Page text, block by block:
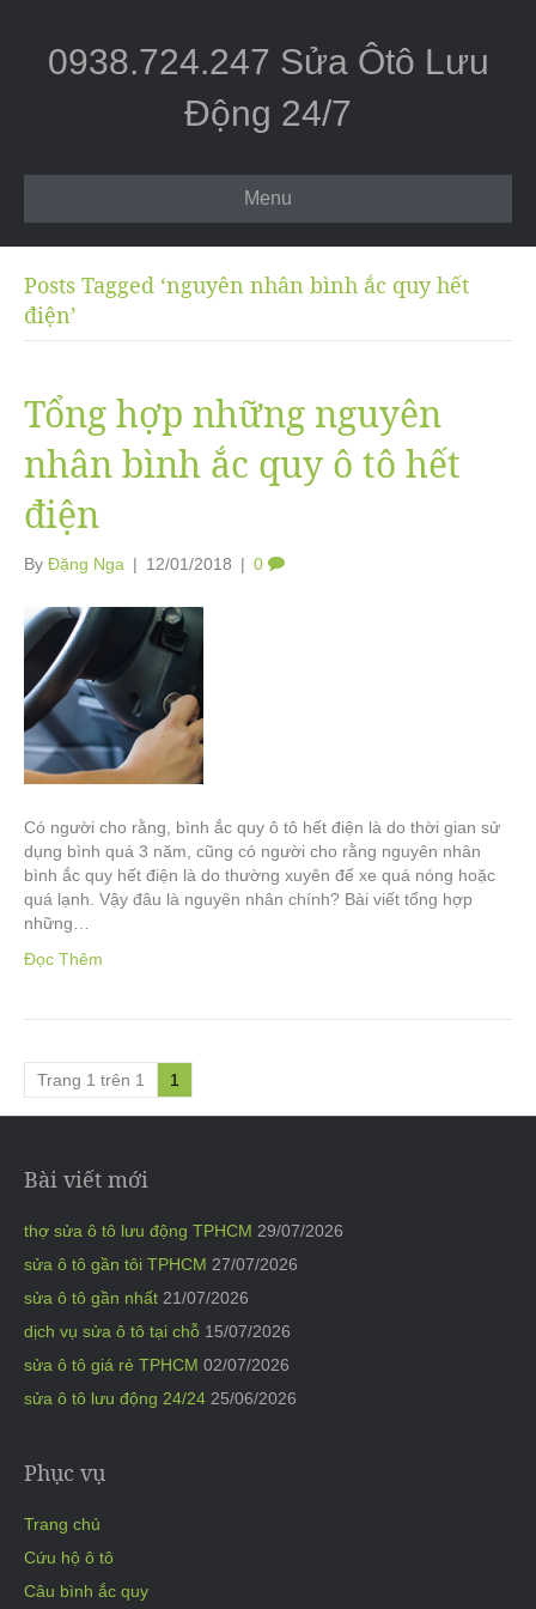
0938.724.247 Sửa Ôtô Lưu
Động 24/7
Menu
Posts Tagged ‘nguyên nhân bình ắc quy hết
điện’
Tổng hợp những nguyên
nhân bình ắc quy ô tô hết
điện
By Đặng Nga | 12/01/2018 | 0
Có người cho rằng, bình ắc quy ô tô hết điện là do thời gian sử
dụng bình quá 3 năm, cũng có người cho rằng nguyên nhân
bình ắc quy hết điện là do thường xuyên để xe quá nóng hoặc
quá lạnh. Vậy đâu là nguyên nhân chính? Bài viết tổng hợp
những…
Đọc Thêm
Trang 1 trên 1 1
Bài viết mới
thợ sửa ô tô lưu động TPHCM 29/07/2026
sửa ô tô gần tôi TPHCM 27/07/2026
sửa ô tô gần nhất 21/07/2026
dịch vụ sửa ô tô tại chỗ 15/07/2026
sửa ô tô giá rẻ TPHCM 02/07/2026
sửa ô tô lưu động 24/24 25/06/2026
Phục vụ
Trang chủ
Cứu hộ ô tô
Câu bình ắc quy